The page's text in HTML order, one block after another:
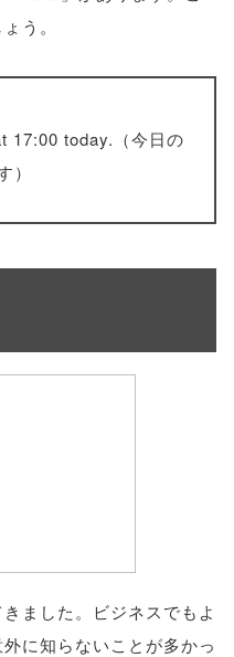
う。
17:00 today.（今日の
）
ました。ビジネスでもよ
に知らないことが多かっ